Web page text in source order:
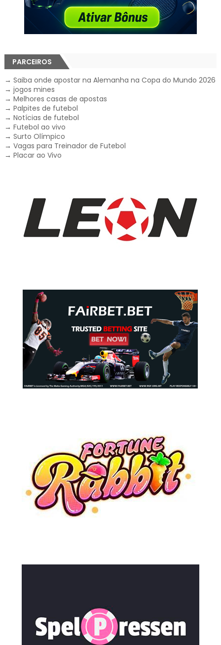
PARCEIROS
→ Saiba onde apostar na Alemanha na Copa do Mundo 2026
→ jogos mines
→ Melhores casas de apostas
→ Palpites de futebol
→ Notícias de futebol
→ Futebol ao vivo
→ Surto Olímpico
→ Vagas para Treinador de Futebol
→ Placar ao Vivo